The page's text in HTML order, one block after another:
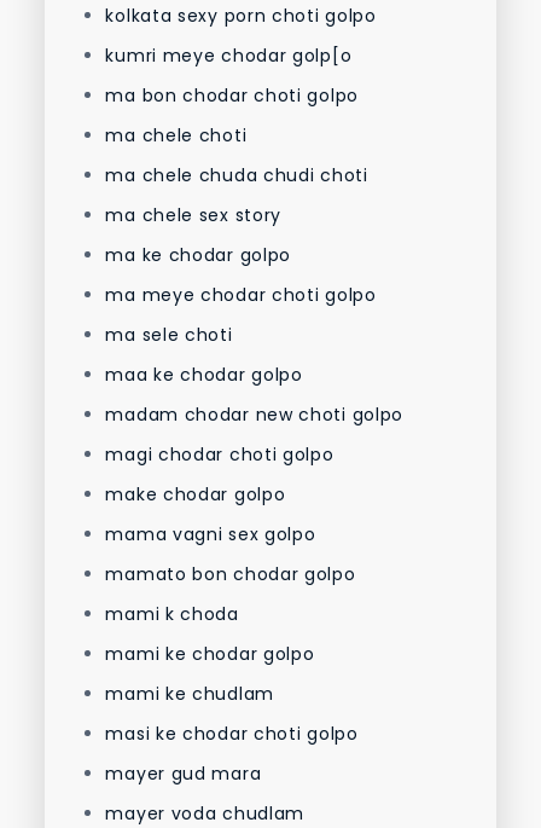
kolkata sexy porn choti golpo
kumri meye chodar golp[o
ma bon chodar choti golpo
ma chele choti
ma chele chuda chudi choti
ma chele sex story
ma ke chodar golpo
ma meye chodar choti golpo
ma sele choti
maa ke chodar golpo
madam chodar new choti golpo
magi chodar choti golpo
make chodar golpo
mama vagni sex golpo
mamato bon chodar golpo
mami k choda
mami ke chodar golpo
mami ke chudlam
masi ke chodar choti golpo
mayer gud mara
mayer voda chudlam